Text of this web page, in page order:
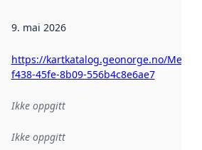
9. mai 2026
https://kartkatalog.geonorge.no/
f438-45fe-8b09-556b4c8e6ae7
Ikke oppgitt
Ikke oppgitt